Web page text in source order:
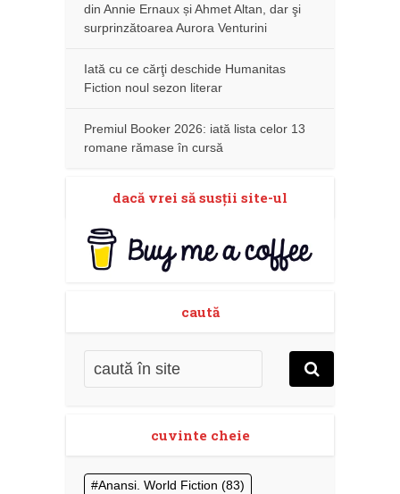
din Annie Ernaux și Ahmet Altan, dar şi
surprinzătoarea Aurora Venturini
Iată cu ce cărţi deschide Humanitas
Fiction noul sezon literar
Premiul Booker 2026: iată lista celor 13
romane rămase în cursă
dacă vrei să susţii site-ul
caută
cuvinte cheie
Anansi. World Fiction (83)